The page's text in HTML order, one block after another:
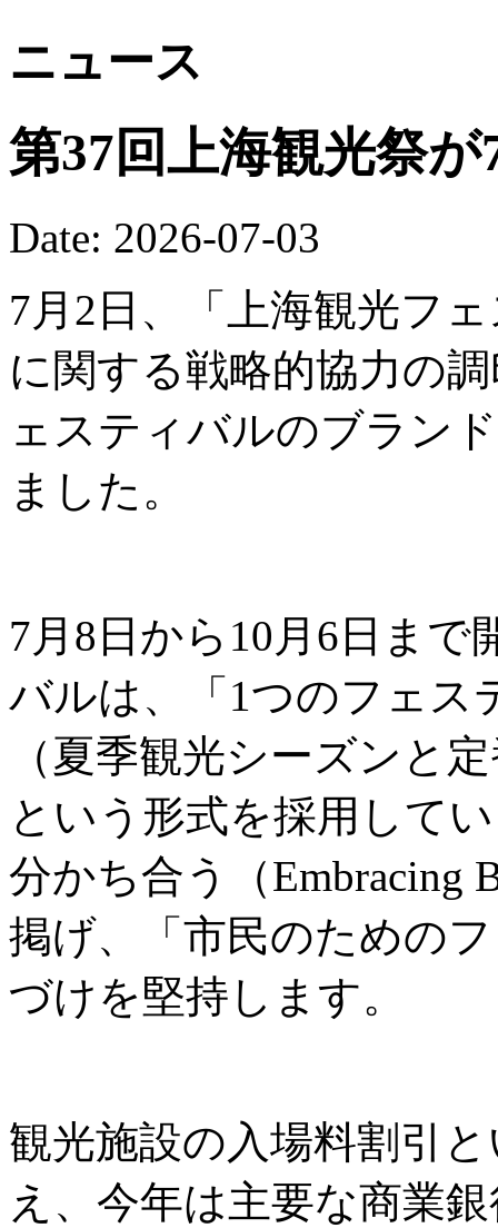
ニュース
第37回上海観光祭
Date: 2026-07-03
7月2日、「上海観光フ
に関する戦略的協力の
ェスティバルのブラン
ました。
7月8日から10月6日ま
バルは、「1つのフェス
（夏季観光シーズンと
という形式を採用して
分かち合う（Embracing
掲げ、「市民のための
づけを堅持します。
観光施設の入場料割引
え、今年は主要な商業